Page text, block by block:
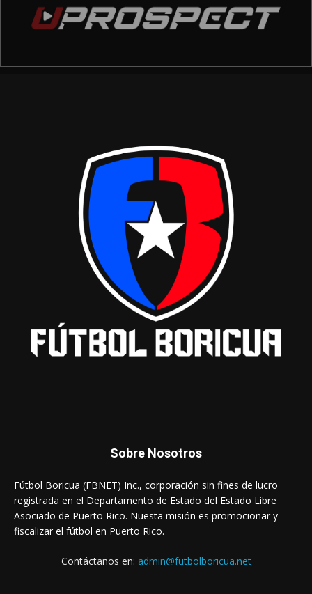
Sobre Nosotros
Fútbol Boricua (FBNET) Inc., corporación sin fines de lucro
registrada en el Departamento de Estado del Estado Libre
Asociado de Puerto Rico. Nuesta misión es promocionar y
fiscalizar el fútbol en Puerto Rico.
Contáctanos en: admin@futbolboricua.net